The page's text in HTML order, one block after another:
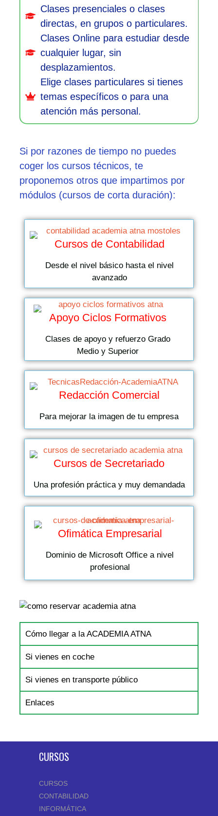
Clases presenciales o clases
directas, en grupos o particulares.
Clases Online para estudiar desde
cualquier lugar, sin
desplazamientos.
Elige clases particulares si tienes
temas específicos o para una
atención más personal.
Si por razones de tiempo no puedes
coger los cursos técnicos, te
proponemos otros que impartimos por
módulos (cursos de corta duración):
Cursos de Contabilidad
Desde el nivel básico hasta el nivel
avanzado
Apoyo Ciclos Formativos
Clases de apoyo y refuerzo Grado
Medio y Superior
Redacción Comercial
Para mejorar la imagen de tu empresa
Cursos de Secretariado
Una profesión práctica y muy demandada
Ofimática Empresarial
Dominio de Microsoft Office a nivel
profesional
Cómo llegar a la ACADEMIA ATNA
Si vienes en coche
Si vienes en transporte público
Enlaces
CURSOS
CURSOS
CONTABILIDAD
INFORMÁTICA